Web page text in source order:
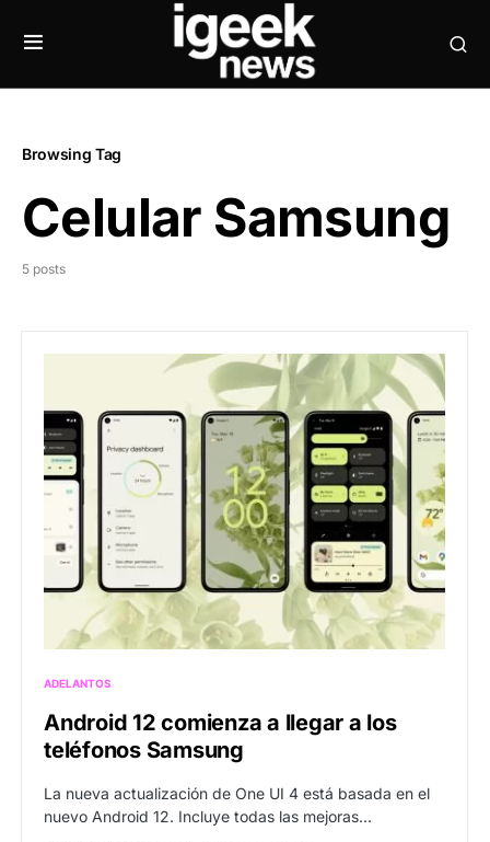
Browsing Tag
Celular Samsung
5 posts
ADELANTOS
Android 12 comienza a llegar a los
teléfonos Samsung
La nueva actualización de One UI 4 está basada en el
nuevo Android 12. Incluye todas las mejoras…